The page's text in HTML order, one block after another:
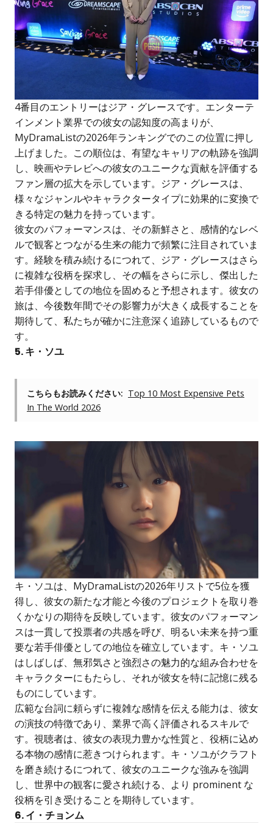
4番目のエントリーはジア・グレースです。エンターテ
インメント業界での彼女の認知度の高まりが、
MyDramaListの2026年ランキングでのこの位置に押し
上げました。この順位は、有望なキャリアの軌跡を強調
し、映画やテレビへの彼女のユニークな貢献を評価する
ファン層の拡大を示しています。ジア・グレースは、
様々なジャンルやキャラクタータイプに効果的に変換で
きる特定の魅力を持っています。
彼女のパフォーマンスは、その新鮮さと、感情的なレベ
ルで観客とつながる生来の能力で頻繁に注目されていま
す。経験を積み続けるにつれて、ジア・グレースはさら
に複雑な役柄を探求し、その幅をさらに示し、傑出した
若手俳優としての地位を固めると予想されます。彼女の
旅は、今後数年間でその影響力が大きく成長することを
期待して、私たちが確かに注意深く追跡しているもので
す。
5. キ・ソユ
こちらもお読みください: Top 10 Most Expensive Pets
In The World 2026
キ・ソユは、MyDramaListの2026年リストで5位を獲
得し、彼女の新たな才能と今後のプロジェクトを取り巻
くかなりの期待を反映しています。彼女のパフォーマン
スは一貫して投票者の共感を呼び、明るい未来を持つ重
要な若手俳優としての地位を確立しています。キ・ソユ
はしばしば、無邪気さと強烈さの魅力的な組み合わせを
キャラクターにもたらし、それが彼女を特に記憶に残る
ものにしています。
広範な台詞に頼らずに複雑な感情を伝える能力は、彼女
の演技の特徴であり、業界で高く評価されるスキルで
す。視聴者は、彼女の表現力豊かな性質と、役柄に込め
る本物の感情に惹きつけられます。キ・ソユがクラフト
を磨き続けるにつれて、彼女のユニークな強みを強調
し、世界中の観客に愛され続ける、より prominent な
役柄を引き受けることを期待しています。
6. イ・チョンム